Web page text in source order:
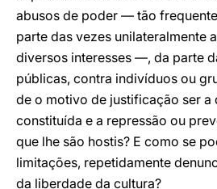
abusos de poder — tão
parte das vezes unilateralmente
diversos interesses —, da parte
públicas, contra indivíduos ou
de o motivo de justificação ser a
constituída e a repressão ou
que lhe são hostis? E como se
limitações, repetidamente
da liberdade da cultura?